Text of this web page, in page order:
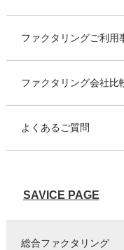
ファクタリングご利用
ファクタリング会社比
よくあるご質問
SAVICE PAGE
総合ファクタリング